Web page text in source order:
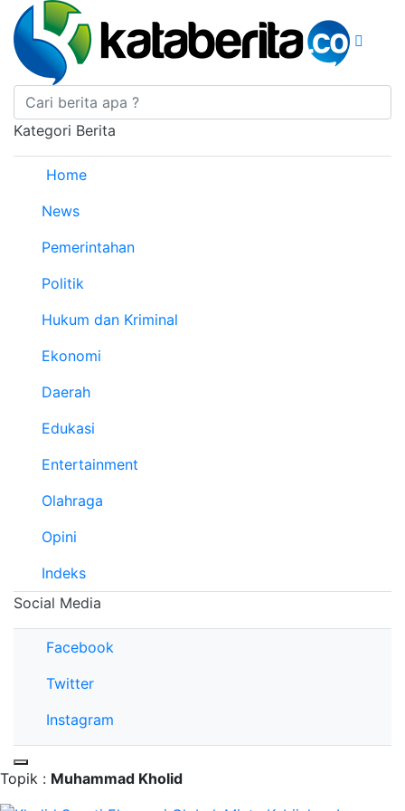
Kategori Berita
Home
News
Pemerintahan
Politik
Hukum dan Kriminal
Ekonomi
Daerah
Edukasi
Entertainment
Olahraga
Opini
Indeks
Social Media
Facebook
Twitter
Instagram
Topik : Muhammad Kholid